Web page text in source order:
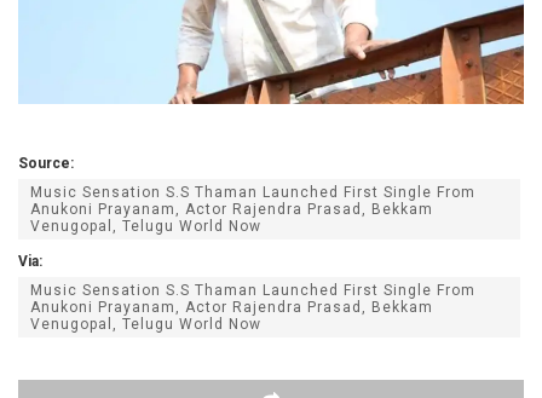
Source:
Music Sensation S.S Thaman Launched First Single From
Anukoni Prayanam, Actor Rajendra Prasad, Bekkam
Venugopal, Telugu World Now
Via:
Music Sensation S.S Thaman Launched First Single From
Anukoni Prayanam, Actor Rajendra Prasad, Bekkam
Venugopal, Telugu World Now